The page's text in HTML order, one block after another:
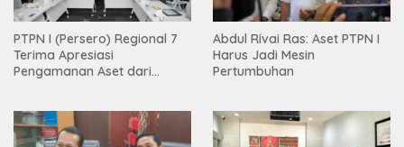
PTPN I (Persero) Regional 7
Terima Apresiasi
Pengamanan Aset dari
Abdul Rivai Ras: Aset PTPN I
Harus Jadi Mesin
Pertumbuhan